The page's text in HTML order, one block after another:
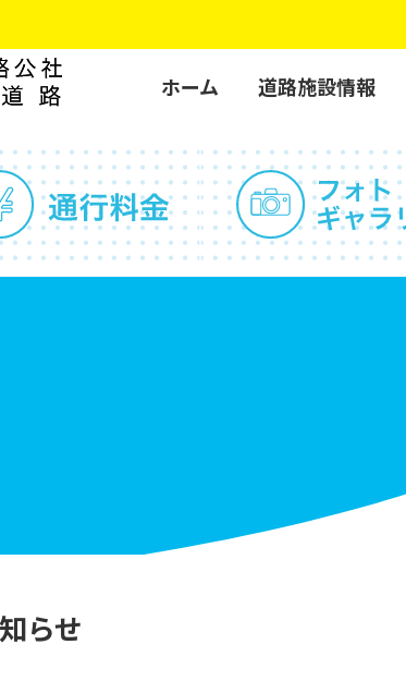
ホーム 道路施設情報
らせ